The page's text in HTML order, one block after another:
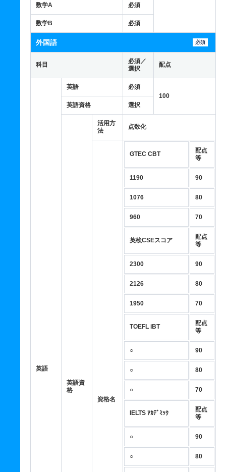
数学A 必須
数学B 必須
外国語 必須
科目
必須／
選択
配点
英語
英語
必須
100
英語資格
選択
英語資
格
活用方
法
点数化
資格名
GTEC CBT
配点
等
1190 90
1076 80
960 70
英検CSEスコア
配点
等
2300 90
2126 80
1950 70
TOEFL iBT
配点
等
○ 90
○ 80
○ 70
IELTS ｱｶﾃﾞﾐｯｸ
配点
等
○ 90
○ 80